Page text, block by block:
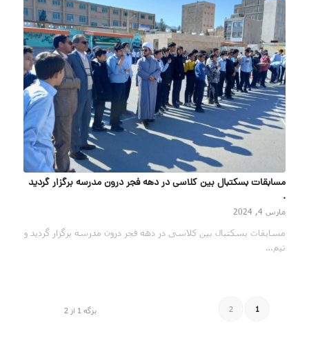
مسابقات بسکتبال بین کلاسی در دهه فجر درون مدرسه برگزار گردید
.
مارس 4, 2024
مسابقات بسکتبال بین کلاسی در دهه فجر درون مدرسه برگزار گردید و
تیم…
برگه 1 از 2 1
2